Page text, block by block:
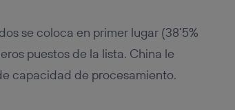
se coloca en primer lugar (38’5%
puestos de la lista. China le
capacidad de procesamiento.